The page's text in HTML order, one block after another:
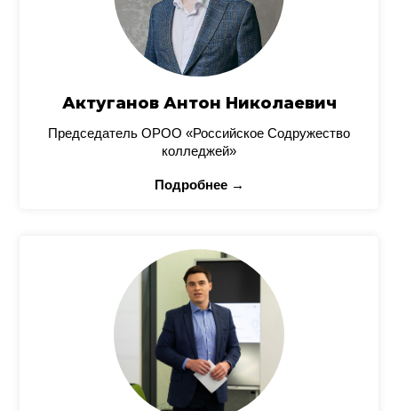
Актуганов Антон Николаевич
Председатель ОРОО «Российское Содружество
колледжей»
Подробнее →